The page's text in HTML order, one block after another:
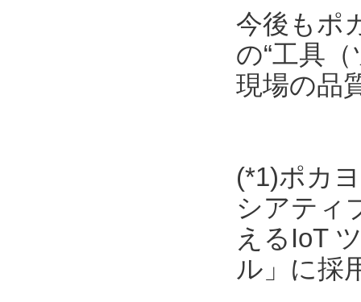
今後もポ
の“工具
現場の品
(*1)ポカ
シアティ
えるIoT
ル」に採